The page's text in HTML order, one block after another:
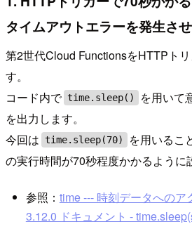
タイムアウトエラーを発生さ
第2世代Cloud FunctionsをHTTPト
す。
コード内で time.sleep()
を用いて
を出力します。
今回は time.sleep(70)
を用いるこ
の実行時間が70秒程度かかるように
参照： time --- 時刻データへの
3.12.0 ドキュメント -